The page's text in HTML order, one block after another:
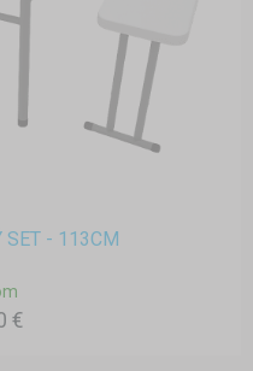
SET - 113CM
€